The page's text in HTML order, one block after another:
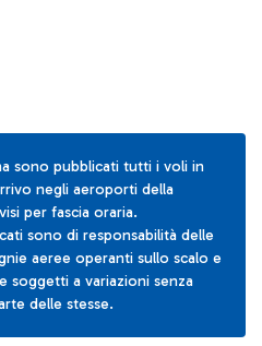
sono pubblicati tutti i voli in
negli aeroporti della
per fascia oraria.
sono di responsabilità delle
aeree operanti sullo scalo e
soggetti a variazioni senza
delle stesse.